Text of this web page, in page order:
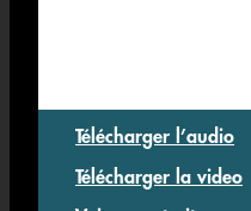
Télécharger l’audio
Télécharger la video